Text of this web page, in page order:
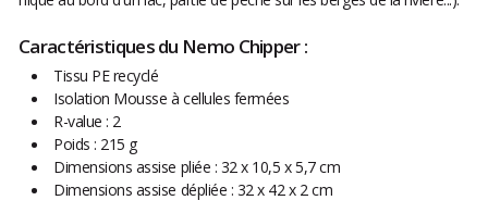
Caractéristiques du Nemo Chipper :
Tissu PE recyclé
Isolation Mousse à cellules fermées
R-value : 2
Poids : 215 g
Dimensions assise pliée : 32 x 10,5 x 5,7 cm
Dimensions assise dépliée : 32 x 42 x 2 cm